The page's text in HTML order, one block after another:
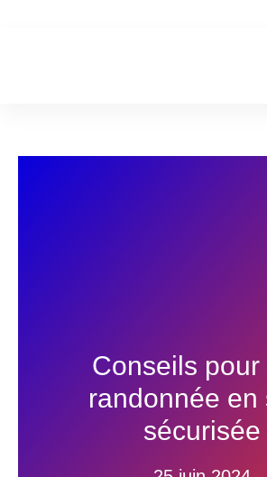
Conseils pour
randonnée en
sécurisée